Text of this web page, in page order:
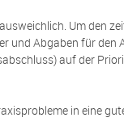
Um den
und Abgaben für
auf der
in eine